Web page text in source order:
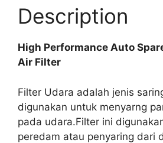
Description
High Performance Auto
Air Filter
Filter Udara adalah jenis
digunakan untuk menyarng
pada udara.Filter ini
peredam atau penyaring dari